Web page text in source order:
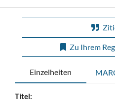
Zu Ihrem
Einzelheiten
Titel: